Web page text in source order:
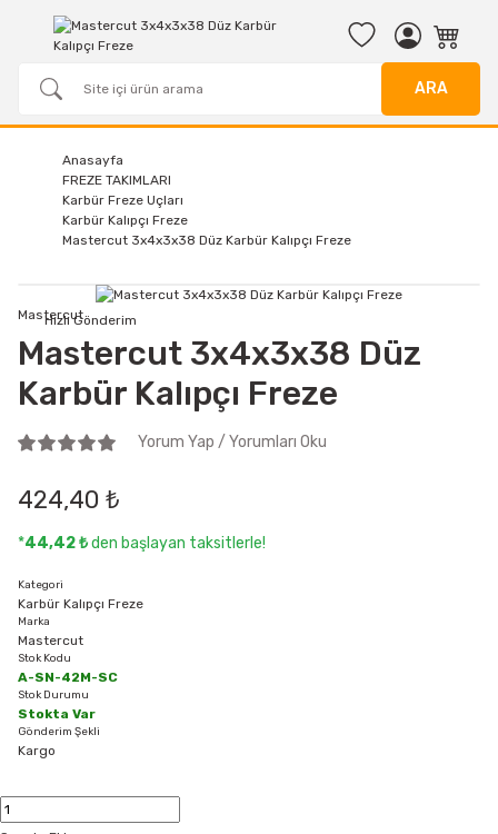
ARA
Anasayfa
FREZE TAKIMLARI
Karbür Freze Uçları
Karbür Kalıpçı Freze
Mastercut 3x4x3x38 Düz Karbür Kalıpçı Freze
Hızlı Gönderim
Mastercut
Mastercut 3x4x3x38 Düz
Karbür Kalıpçı Freze
Yorum Yap / Yorumları Oku
424,40 ₺
*44,42 ₺den başlayan taksitlerle!
Kategori
Karbür Kalıpçı Freze
Marka
Mastercut
Stok Kodu
A-SN-42M-SC
Stok Durumu
Stokta Var
Gönderim Şekli
Kargo